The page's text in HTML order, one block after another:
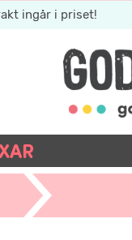
ingår i priset!